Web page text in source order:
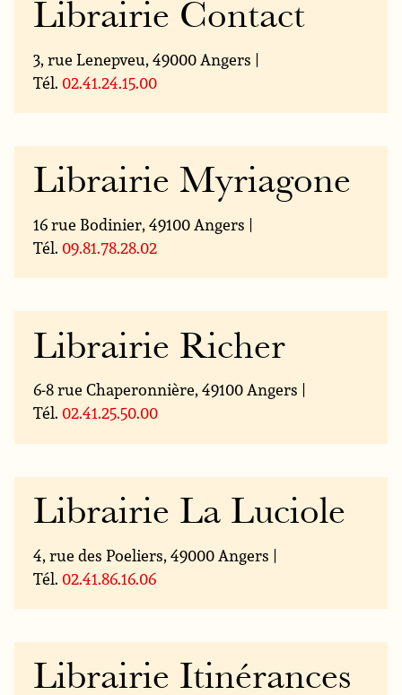
Librairie Contact
3, rue Lenepveu, 49000 Angers |
Tél. 02.41.24.15.00
Librairie Myriagone
16 rue Bodinier, 49100 Angers |
Tél. 09.81.78.28.02
Librairie Richer
6-8 rue Chaperonnière, 49100 Angers |
Tél. 02.41.25.50.00
Librairie La Luciole
4, rue des Poeliers, 49000 Angers |
Tél. 02.41.86.16.06
Librairie Itinérances